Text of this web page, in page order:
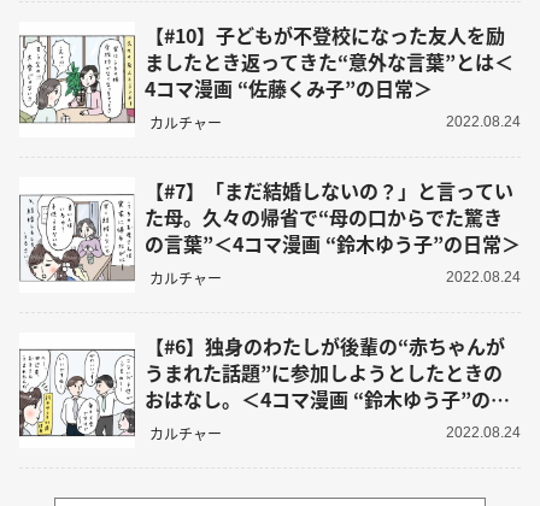
【#10】子どもが不登校になった友人を励
ましたとき返ってきた“意外な言葉”とは＜
4コマ漫画 “佐藤くみ子”の日常＞
カルチャー 2022.08.24
【#7】「まだ結婚しないの？」と言ってい
た母。久々の帰省で“母の口からでた驚き
の言葉”＜4コマ漫画 “鈴木ゆう子”の日常＞
カルチャー 2022.08.24
【#6】独身のわたしが後輩の“赤ちゃんが
うまれた話題”に参加しようとしたときの
おはなし。＜4コマ漫画 “鈴木ゆう子”の日
常＞
カルチャー 2022.08.24